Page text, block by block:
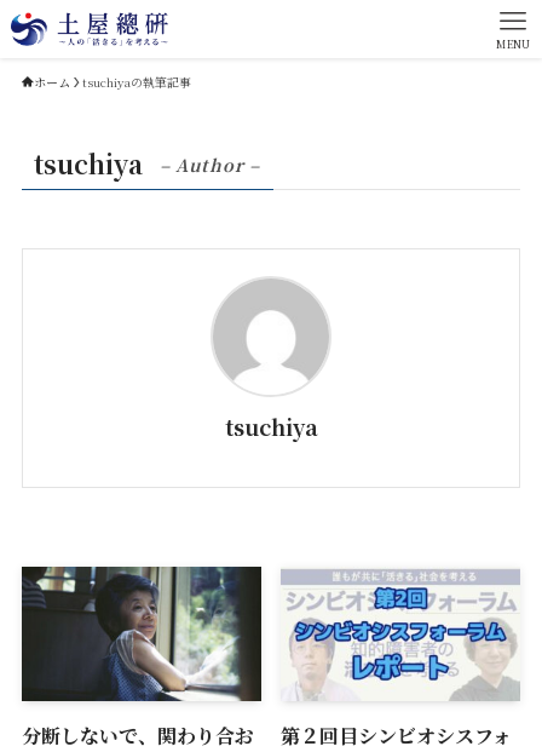
MENU
ホーム tsuchiyaの執筆記事
tsuchiya – Author –
tsuchiya
分断しないで、関わり合お
第２回目シンビオシスフォ